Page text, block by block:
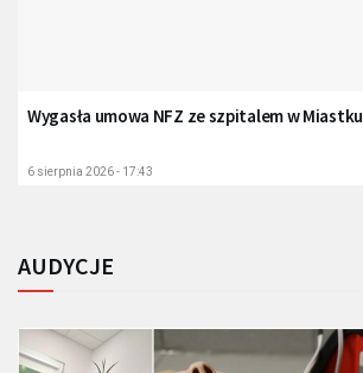
Wygasła umowa NFZ ze szpitalem w Miastku
6 sierpnia 2026 - 17:43
AUDYCJE